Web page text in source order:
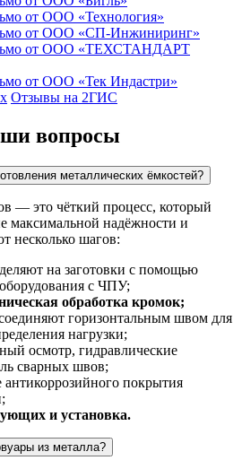
Отзывы на 2ГИС
вопросы
металлических ёмкостей?
— это чёткий процесс, который
максимальной надёжности и
несколько шагов:
на заготовки с помощью
с ЧПУ;
обработка кромок;
горизонтальным швом для
нагрузки;
осмотр, гидравлические
сварных швов;
антикоррозийного покрытия
и установка.
из металла?